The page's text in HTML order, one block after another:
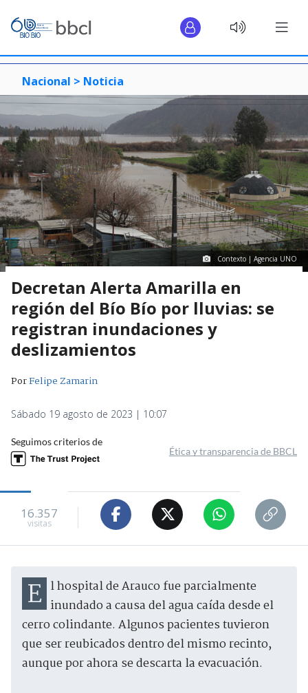
Nacional > Noticia
Contexto | Agencia UNO
Decretan Alerta Amarilla en
región del Bío Bío por lluvias: se
registran inundaciones y
deslizamientos
PorFelipe Zamarin
Sábado 19 agosto de 2023 | 10:07
Seguimos criterios de
Ética y transparencia de BBCL
16.357
visitas
El hospital de Arauco fue parcialmente inundado a causa del agua caída desde el
cerro colindante. Algunos pacientes tuvieron
que ser reubicados dentro del mismo recinto,
aunque por ahora se descarta la evacuación.